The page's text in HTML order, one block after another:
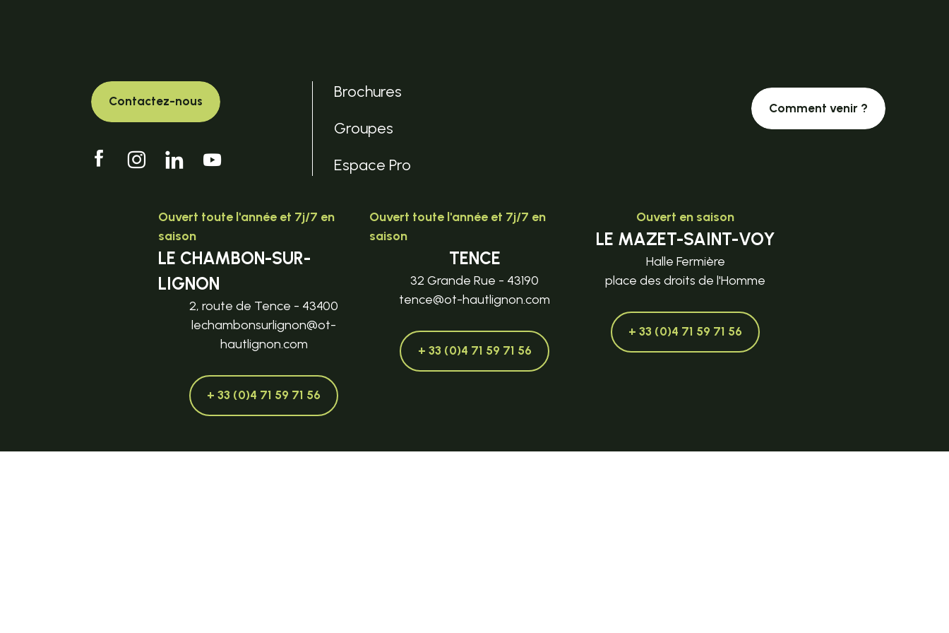
Contactez-nous
Brochures
Groupes
Espace Pro
Comment venir ?
Ouvert toute l'année et 7j/7 en
saison
LE CHAMBON-SUR-
LIGNON
2, route de Tence - 43400
lechambonsurlignon@ot-
hautlignon.com
+ 33 (0)4 71 59 71 56
Ouvert toute l'année et 7j/7 en
saison
TENCE
32 Grande Rue - 43190
tence@ot-hautlignon.com
+ 33 (0)4 71 59 71 56
Ouvert en saison
LE MAZET-SAINT-VOY
Halle Fermière
place des droits de l'Homme
+ 33 (0)4 71 59 71 56